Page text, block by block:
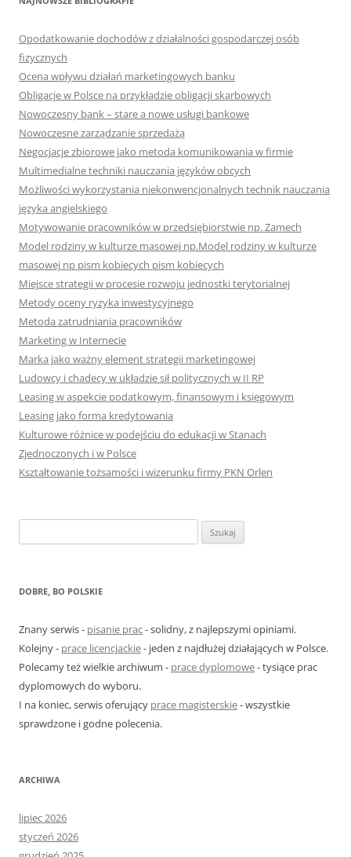
Opodatkowanie dochodów z działalności gospodarczej osób
fizycznych
Ocena wpływu działań marketingowych banku
Obligacje w Polsce na przykładzie obligacji skarbowych
Nowoczesny bank – stare a nowe usługi bankowe
Nowoczesne zarządzanie sprzedażą
Negocjacje zbiorowe jako metoda komunikowania w firmie
Multimedialne techniki nauczania języków obcych
Możliwości wykorzystania niekonwencjonalnych technik nauczania
języka angielskiego
Motywowanie pracowników w przedsiębiorstwie np. Zamech
Model rodziny w kulturze masowej np.Model rodziny w kulturze
masowej np pism kobiecych pism kobiecych
Miejsce strategii w procesie rozwoju jednostki terytorialnej
Metody oceny ryzyka inwestycyjnego
Metoda zatrudniania pracowników
Marketing w Internecie
Marka jako ważny element strategii marketingowej
Ludowcy i chadecy w układzie sił politycznych w II RP
Leasing w aspekcie podatkowym, finansowym i księgowym
Leasing jako forma kredytowania
Kulturowe różnice w podejściu do edukacji w Stanach
Zjednoczonych i w Polsce
Kształtowanie tożsamości i wizerunku firmy PKN Orlen
z
DOBRE, BO POLSKIE
Znany serwis - pisanie prac- solidny, z najlepszymi opiniami.
Kolejny - prace licencjackie- jeden z najdłużej działających w Polsce.
Polecamy też wielkie archiwum - prace dyplomowe- tysiące prac
dyplomowych do wyboru.
I na koniec, serwis oferujący prace magisterskie- wszystkie
sprawdzone i godne polecenia.
ARCHIWA
lipiec 2026
styczeń 2026